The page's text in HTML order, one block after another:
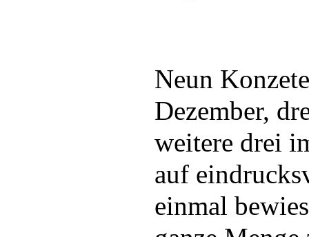
Neun
Dezember,
weitere drei
auf
einmal